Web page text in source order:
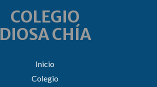
COLEGIO
DIOSA CHÍA
Inicio
Colegio